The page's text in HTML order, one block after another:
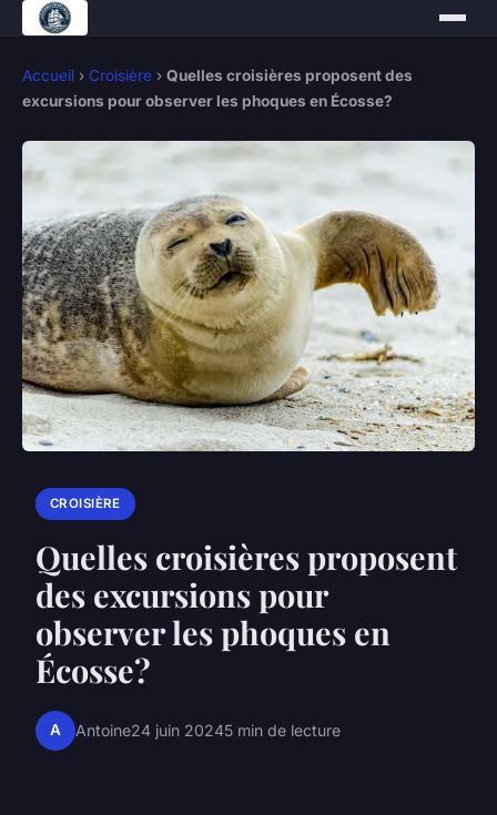
Accueil › Croisière › Quelles croisières proposent des
excursions pour observer les phoques en Écosse?
CROISIÈRE
Quelles croisières proposent
des excursions pour
observer les phoques en
Écosse?
A Antoine24 juin 20245 min de lecture